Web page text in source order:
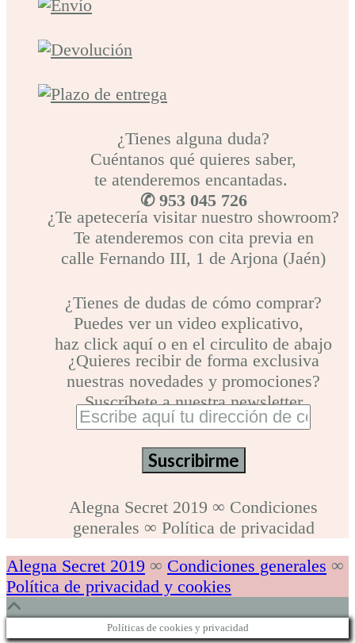
¿Tienes alguna duda?
Cuéntanos qué quieres saber,
te atenderemos encantadas.
✆ 953 045 726
¿Te apetecería visitar nuestro showroom?
Te atenderemos con cita previa en
calle Fernando III, 1 de Arjona (Jaén)
¿Tienes de dudas de cómo comprar?
Puedes ver un video explicativo,
haz click aquí o en el circulito de abajo
¿Quieres recibir de forma exclusiva
nuestras novedades y promociones?
Suscríbete a nuestra newsletter
Alegna Secret 2019 ∞ Condiciones
generales ∞ Política de privacidad
Alegna Secret 2019 ∞ Condiciones generales ∞
Política de privacidad y cookies
Políticas de cookies y privacidad